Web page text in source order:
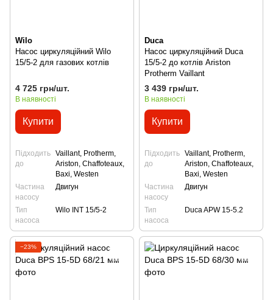
Wilo
Насос циркуляційний Wilo
15/5-2 для газових котлів
4 725 грн/шт.
В наявності
Купити
Підходить
до
Vaillant, Protherm,
Ariston, Сhaffoteaux,
Baxi, Westen
Частина
насосу
Двигун
Тип
насоса
Wilo INT 15/5-2
Duca
Насос циркуляційний Duca
15/5-2 до котлів Ariston
Protherm Vaillant
3 439 грн/шт.
В наявності
Купити
Підходить
до
Vaillant, Protherm,
Ariston, Сhaffoteaux,
Baxi, Westen
Частина
насосу
Двигун
Тип
насоса
Duca APW 15-5.2
−23%